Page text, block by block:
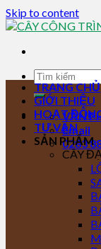
Skip to content
VĂN
Email
0283
TRANG CHỦ
GIỚI THIỆU
HOẠT
TƯ VẤN
SẢN PHẨM
CÂY